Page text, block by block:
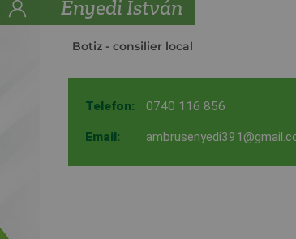
Enyedi István
Botiz- consilier local
Telefon: 0740 116 856
Email: